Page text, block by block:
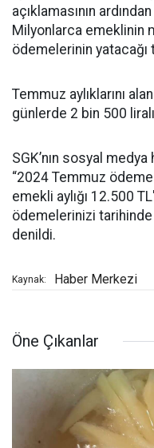
açıklamasının
Milyonlarca emeklinin
ödemelerinin yatacağı
Temmuz aylıklarını
günlerde 2 bin 500
SGK’nın sosyal
“2024 Temmuz
emekli aylığı 12.500
ödemelerinizi tarihinde
denildi.
Kaynak: Haber Merkezi
Öne Çıkanlar